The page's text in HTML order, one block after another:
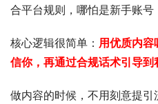
合平台规则，哪怕是新手账号
核心逻辑很简单： 用优质内容
信你，再通过合规话术引导到
做内容的时候，不用刻意提